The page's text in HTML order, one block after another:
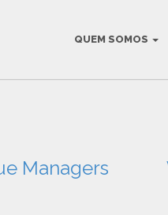
QUEM SOMOS
Managers